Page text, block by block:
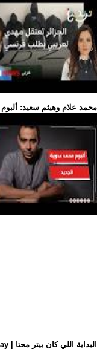
.. محمد علام وهيثم سعيد:
.. فيلم Spider-Man: Brand New Day | البداية اللي كان بيتر محتا